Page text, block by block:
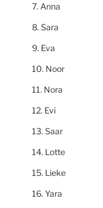
Anna
Sara
Eva
Noor
Nora
Evi
Saar
Lotte
Lieke
Yara